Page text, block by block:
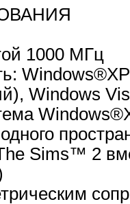
1000 МГц
Windows
Sims™ 2